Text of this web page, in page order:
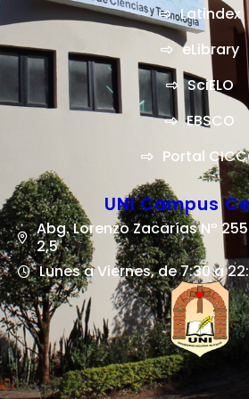
Latindex
eLibrary
SciELO
EBSCO
Portal
UNI Campus
Abg. Lorenzo Zacarías Nº
2,5
Lunes a Viernes, de 7:30 a